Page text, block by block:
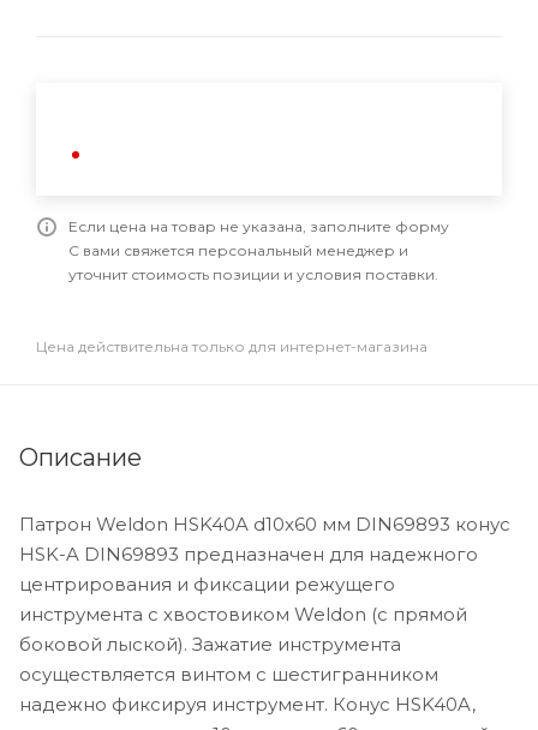
Если цена на товар не указана, заполните форму
С вами свяжется персональный менеджер и
уточнит стоимость позиции и условия поставки.
Цена действительна только для интернет-магазина
Описание
Патрон Weldon HSK40A d10x60 мм DIN69893 конус
HSK-A DIN69893 предназначен для надежного
центрирования и фиксации режущего
инструмента с хвостовиком Weldon (с прямой
боковой лыской). Зажатие инструмента
осуществляется винтом с шестигранником
надежно фиксируя инструмент. Конус HSK40A,